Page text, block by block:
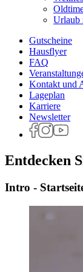
Urlaub
Gutscheine
Hausflyer
FAQ
Kontakt und
Lageplan
Karriere
Newsletter
Entdecken
Intro -